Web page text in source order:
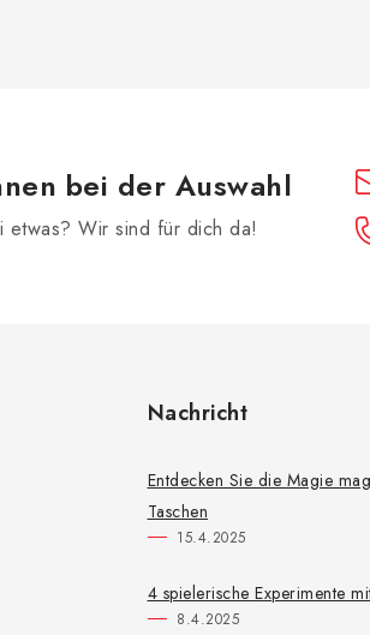
bei der Auswahl
etwas? Wir sind für dich da!
Nachricht
Entdecken Sie die Magie
Taschen
15.4.2025
4 spielerische Experimente
8.4.2025